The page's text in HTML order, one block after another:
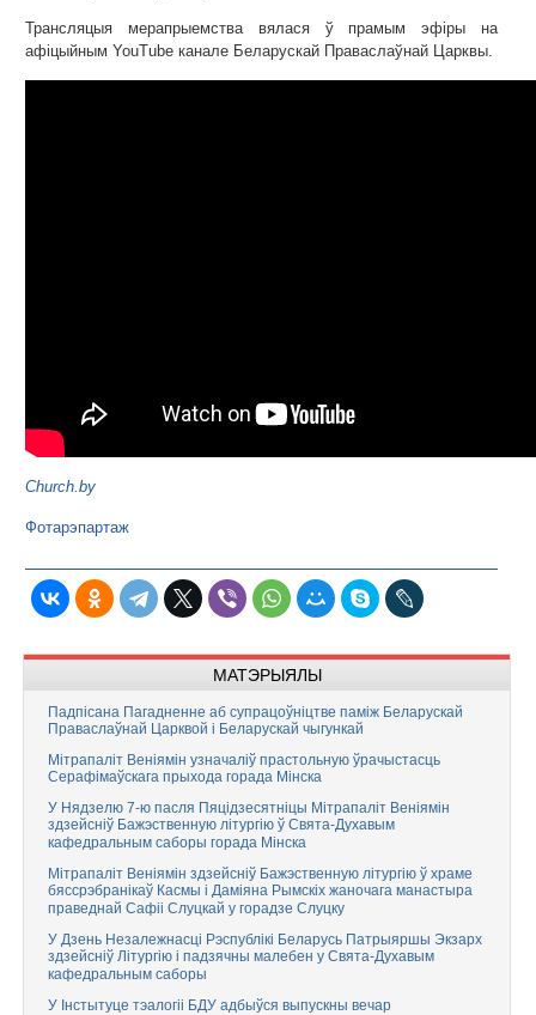
Трансляцыя мерапрыемства вялася ў прамым эфіры на
афіцыйным YouTube канале Беларускай Праваслаўнай Царквы.
Church.by
Фотарэпартаж
МАТЭРЫЯЛЫ
Падпісана Пагадненне аб супрацоўніцтве паміж Беларускай
Праваслаўнай Царквой і Беларускай чыгункай
Мітрапаліт Веніямін узначаліў прастольную ўрачыстасць
Серафімаўскага прыхода горада Мінска
У Нядзелю 7-ю пасля Пяцідзесятніцы Мітрапаліт Веніямін
здзейсніў Бажэственную літургію ў Свята-Духавым
кафедральным саборы горада Мінска
Мітрапаліт Веніямін здзейсніў Бажэственную літургію ў храме
бяссрэбранікаў Касмы і Даміяна Рымскіх жаночага манастыра
праведнай Сафіі Слуцкай у горадзе Слуцку
У Дзень Незалежнасці Рэспублікі Беларусь Патрыяршы Экзарх
здзейсніў Літургію і падзячны малебен у Свята-Духавым
кафедральным саборы
У Інстытуце тэалогіі БДУ адбыўся выпускны вечар